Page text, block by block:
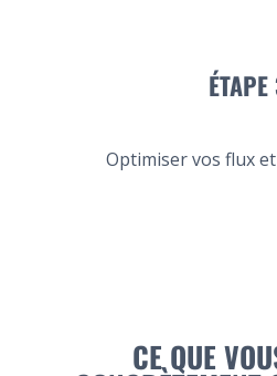
Optimiser vos flux
CE QUE